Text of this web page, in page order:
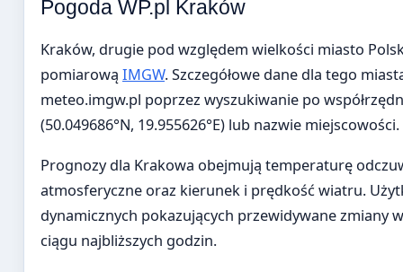
Pogoda WP.pl Kraków
Kraków, drugie pod względem wielkości miasto
pomiarową IMGW. Szczegółowe dane dla tego
meteo.imgw.pl poprzez wyszukiwanie po
(50.049686°N, 19.955626°E) lub nazwie miejscowości.
Prognozy dla Krakowa obejmują temperaturę
atmosferyczne oraz kierunek i prędkość wiatru.
dynamicznych pokazujących przewidywane zmiany
ciągu najbliższych godzin.